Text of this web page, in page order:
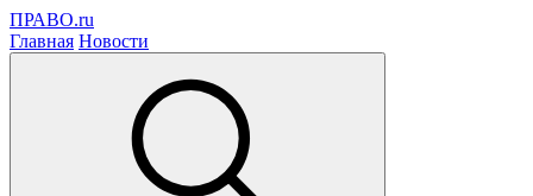
ПРАВО.ru
Главная Новости